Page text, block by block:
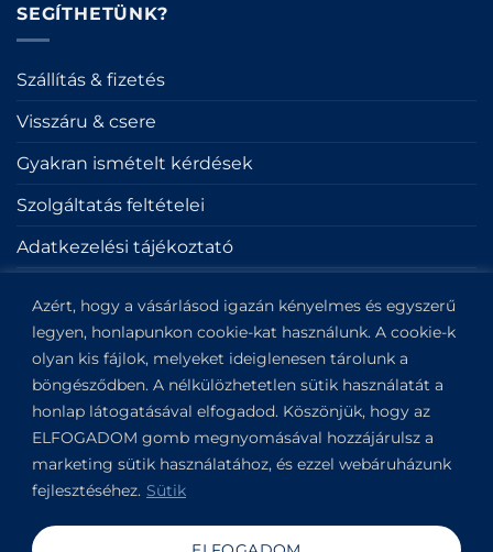
Azért, hogy a vásárlásod igazán kényelmes és egyszerű
legyen, honlapunkon cookie-kat használunk. A cookie-k
olyan kis fájlok, melyeket ideiglenesen tárolunk a
böngésződben. A nélkülözhetetlen sütik használatát a
honlap látogatásával elfogadod. Köszönjük, hogy az
ELFOGADOM gomb megnyomásával hozzájárulsz a
marketing sütik használatához, és ezzel webáruházunk
fejlesztéséhez. Sütik
SEGÍTHETÜNK?
Szállítás & fizetés
Visszáru & csere
Gyakran ismételt kérdések
Szolgáltatás feltételei
Adatkezelési tájékoztató
Impresszum
KAPCSOLAT
Kapitány utca 6.
Budapest,1123
View on Google Maps
+36304649191